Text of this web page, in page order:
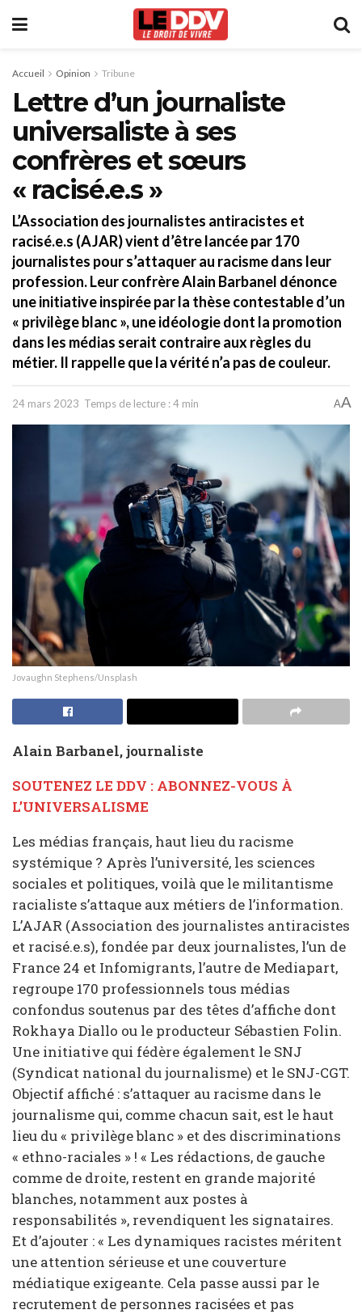
Accueil Opinion Tribune
Lettre d’un journaliste
universaliste à ses
confrères et sœurs
« racisé.e.s »
L’Association des journalistes antiracistes et
racisé.e.s (AJAR) vient d’être lancée par 170
journalistes pour s’attaquer au racisme dans leur
profession. Leur confrère Alain Barbanel dénonce
une initiative inspirée par la thèse contestable d’un
« privilège blanc », une idéologie dont la promotion
dans les médias serait contraire aux règles du
métier. Il rappelle que la vérité n’a pas de couleur.
24 mars 2023 Temps de lecture : 4 min AA
Jovaughn Stephens/Unsplash
Alain Barbanel, journaliste
SOUTENEZ LE DDV : ABONNEZ-VOUS À
L’UNIVERSALISME
Les médias français, haut lieu du racisme
systémique ? Après l’université, les sciences
sociales et politiques, voilà que le militantisme
racialiste s’attaque aux métiers de l’information.
L’AJAR (Association des journalistes antiracistes
et racisé.e.s), fondée par deux journalistes, l’un de
France 24 et Infomigrants, l’autre de Mediapart,
regroupe 170 professionnels tous médias
confondus soutenus par des têtes d’affiche dont
Rokhaya Diallo ou le producteur Sébastien Folin.
Une initiative qui fédère également le SNJ
(Syndicat national du journalisme) et le SNJ-CGT.
Objectif affiché : s’attaquer au racisme dans le
journalisme qui, comme chacun sait, est le haut
lieu du « privilège blanc » et des discriminations
« ethno-raciales » ! « Les rédactions, de gauche
comme de droite, restent en grande majorité
blanches, notamment aux postes à
responsabilités », revendiquent les signataires.
Et d’ajouter : « Les dynamiques racistes méritent
une attention sérieuse et une couverture
médiatique exigeante. Cela passe aussi par le
recrutement de personnes racisées et pas